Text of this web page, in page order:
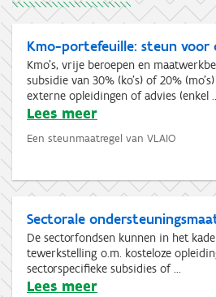
Kmo-portefeuille: steun voor
Kmo's, vrije beroepen en
subsidie van 30% (ko's) of 20%
externe opleidingen of advies (enkel
Lees meer
Een steunmaatregel van VLAIO
Sectorale
De sectorfondsen kunnen in het
tewerkstelling o.m. kosteloze
sectorspecifieke subsidies of ...
Lees meer